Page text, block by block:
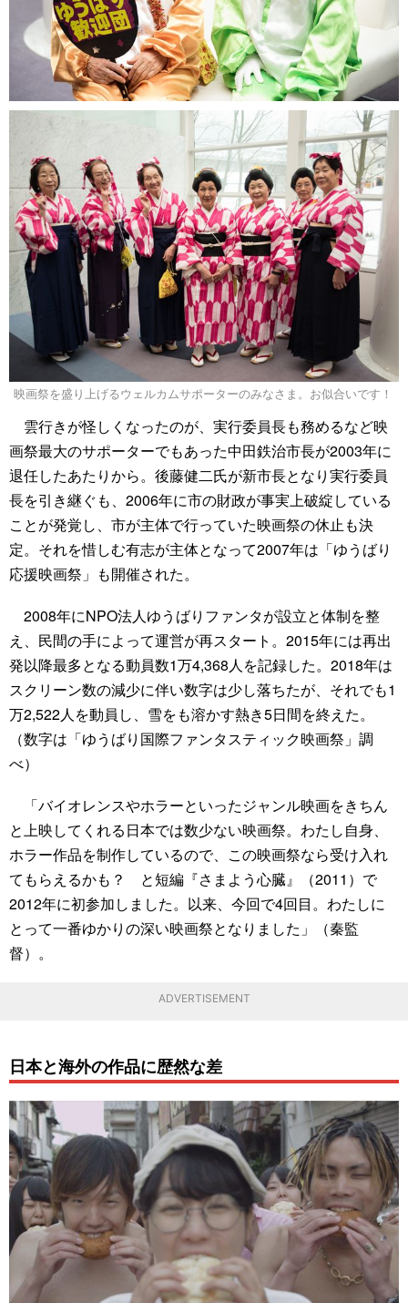
映画祭を盛り上げるウェルカムサポーターのみなさま。お似合いです！
雲行きが怪しくなったのが、実行委員長も務めるなど映
画祭最大のサポーターでもあった中田鉄治市長が2003年に
退任したあたりから。後藤健二氏が新市長となり実行委員
長を引き継ぐも、2006年に市の財政が事実上破綻している
ことが発覚し、市が主体で行っていた映画祭の休止も決
定。それを惜しむ有志が主体となって2007年は「ゆうばり
応援映画祭」も開催された。
2008年にNPO法人ゆうばりファンタが設立と体制を整
え、民間の手によって運営が再スタート。2015年には再出
発以降最多となる動員数1万4,368人を記録した。2018年は
スクリーン数の減少に伴い数字は少し落ちたが、それでも1
万2,522人を動員し、雪をも溶かす熱き5日間を終えた。
（数字は「ゆうばり国際ファンタスティック映画祭」調
べ）
「バイオレンスやホラーといったジャンル映画をきちん
と上映してくれる日本では数少ない映画祭。わたし自身、
ホラー作品を制作しているので、この映画祭なら受け入れ
てもらえるかも？ と短編『さまよう心臓』（2011）で
2012年に初参加しました。以来、今回で4回目。わたしに
とって一番ゆかりの深い映画祭となりました」（秦監
督）。
ADVERTISEMENT
日本と海外の作品に歴然な差